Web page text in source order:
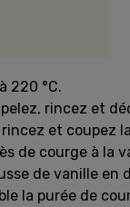
220 °C.
rincez et
et coupez
de courge à la
de vanille en
la purée de